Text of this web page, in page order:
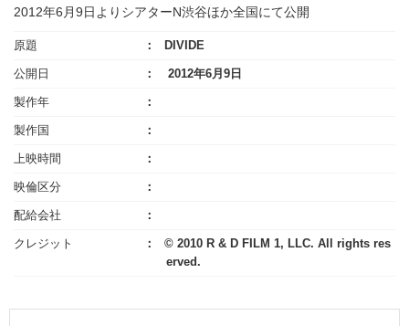
2012年6月9日よりシアターN渋谷ほか全国にて公開
原題 DIVIDE
公開日 2012年6月9日
製作年
製作国
上映時間
映倫区分
配給会社
クレジット
© 2010 R & D FILM 1, LLC. All rights res
erved.